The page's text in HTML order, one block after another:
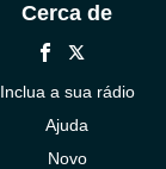
Cerca de
Inclua a sua rádio
Ajuda
Novo